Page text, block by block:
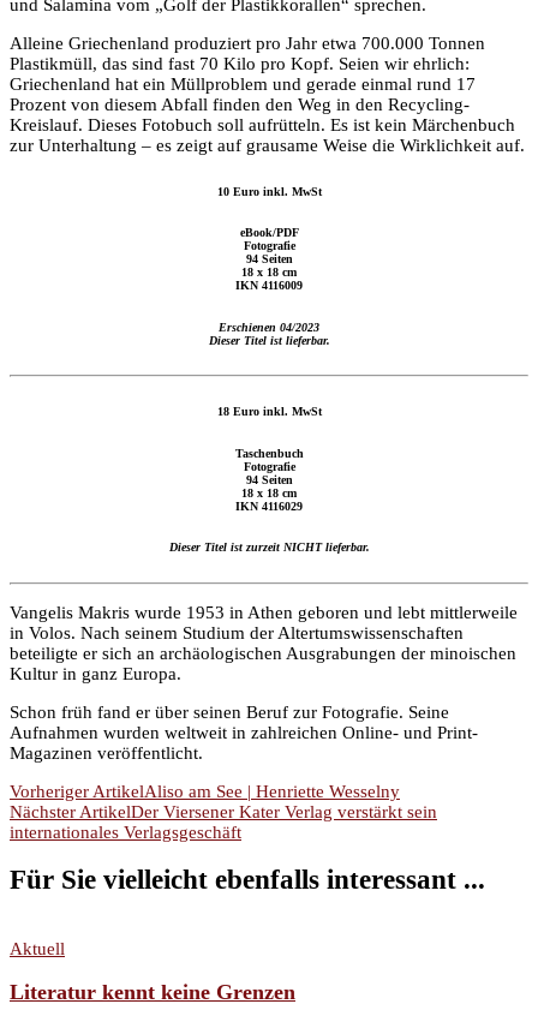
und Salamina vom „Golf der Plastikkorallen“ sprechen.
Alleine Griechenland produziert pro Jahr etwa 700.000 Tonnen
Plastikmüll, das sind fast 70 Kilo pro Kopf. Seien wir ehrlich:
Griechenland hat ein Müllproblem und gerade einmal rund 17
Prozent von diesem Abfall finden den Weg in den Recycling-
Kreislauf. Dieses Fotobuch soll aufrütteln. Es ist kein Märchenbuch
zur Unterhaltung – es zeigt auf grausame Weise die Wirklichkeit auf.
10 Euro inkl. MwSt
eBook/PDF
Fotografie
94 Seiten
18 x 18 cm
IKN 4116009
Erschienen 04/2023
Dieser Titel ist lieferbar.
18 Euro inkl. MwSt
Taschenbuch
Fotografie
94 Seiten
18 x 18 cm
IKN 4116029
Dieser Titel ist zurzeit NICHT lieferbar.
Vangelis Makris wurde 1953 in Athen geboren und lebt mittlerweile
in Volos. Nach seinem Studium der Altertumswissenschaften
beteiligte er sich an archäologischen Ausgrabungen der minoischen
Kultur in ganz Europa.
Schon früh fand er über seinen Beruf zur Fotografie. Seine
Aufnahmen wurden weltweit in zahlreichen Online- und Print-
Magazinen veröffentlicht.
Beitragsnavigation
Vorheriger ArtikelAliso am See | Henriette Wesselny
Nächster ArtikelDer Viersener Kater Verlag verstärkt sein
internationales Verlagsgeschäft
Für Sie vielleicht ebenfalls interessant ...
Aktuell
Literatur kennt keine Grenzen